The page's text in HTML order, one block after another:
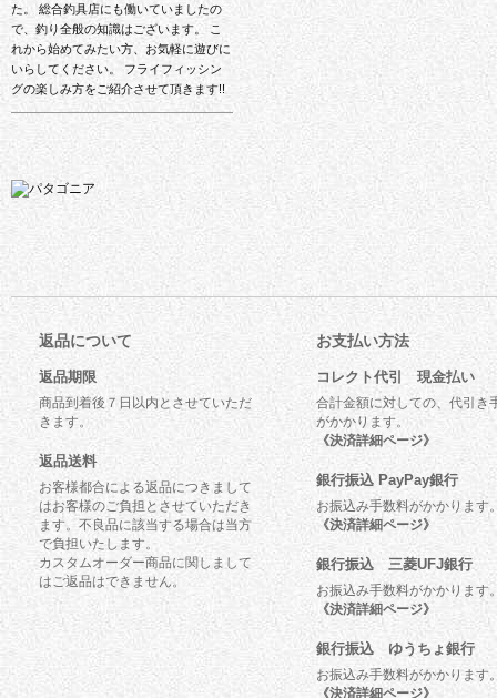
た。 総合釣具店にも働いていましたの
で、釣り全般の知識はございます。 こ
れから始めてみたい方、お気軽に遊びに
いらしてください。 フライフィッシン
グの楽しみ方をご紹介させて頂きます!!
返品について
返品期限
商品到着後７日以内とさせていただ
きます。
返品送料
お客様都合による返品につきまして
はお客様のご負担とさせていただき
ます。不良品に該当する場合は当方
で負担いたします。
カスタムオーダー商品に関しまして
はご返品はできません。
お支払い方法
コレクト代引 現金払い
合計金額に対しての、代引き
がかかります。
《決済詳細ページ》
銀行振込 PayPay銀行
お振込み手数料がかかります
《決済詳細ページ》
銀行振込 三菱UFJ銀行
お振込み手数料がかかります
《決済詳細ページ》
銀行振込 ゆうちょ銀行
お振込み手数料がかかります
《決済詳細ページ》